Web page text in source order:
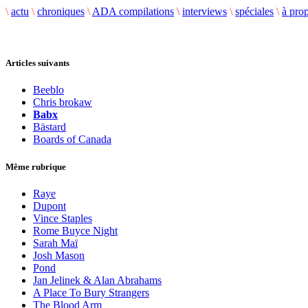
\ actu \ chroniques \ ADA compilations \ interviews \ spéciales \ à
Articles suivants
Beeblo
Chris brokaw
Babx
Bästard
Boards of Canada
Même rubrique
Raye
Dupont
Vince Staples
Rome Buyce Night
Sarah Maï
Josh Mason
Pond
Jan Jelinek & Alan Abrahams
A Place To Bury Strangers
The Blood Arm